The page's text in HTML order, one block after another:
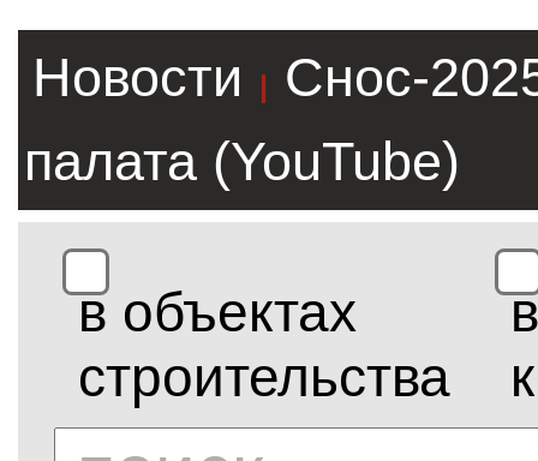
Новости |
Снос-
палата (YouTube)
в объектах
строительства
в